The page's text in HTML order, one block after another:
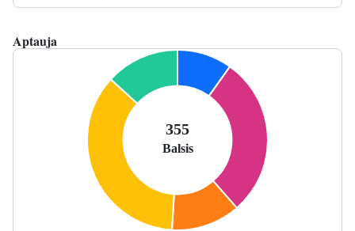
Aptauja